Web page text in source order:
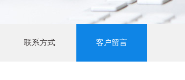
联系方式 客户留言